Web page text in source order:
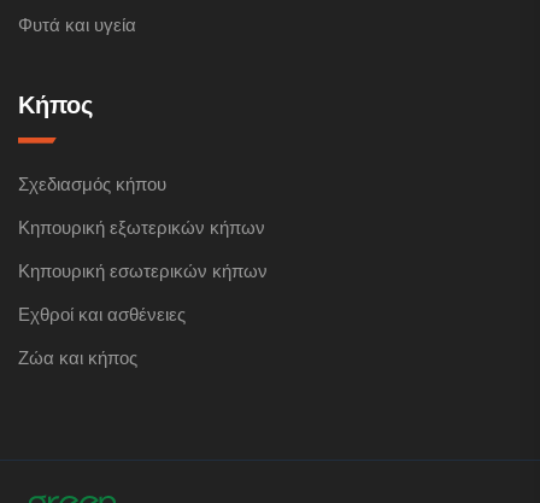
Φυτά και υγεία
Κήπος
Σχεδιασμός κήπου
Κηπουρική εξωτερικών κήπων
Κηπουρική εσωτερικών κήπων
Εχθροί και ασθένειες
Ζώα και κήπος